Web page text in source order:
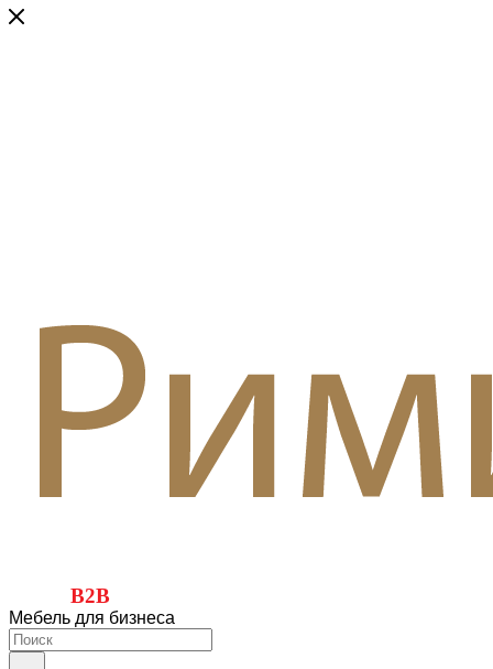
B2B
Мебель для бизнеса